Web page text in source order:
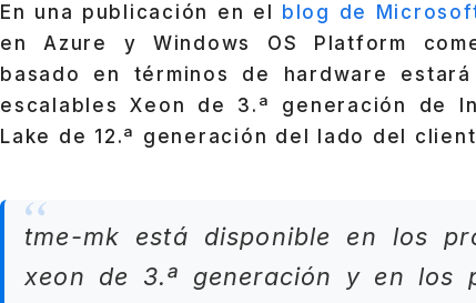
En una publicación en el blog de
en Azure y Windows OS Platform
basado en términos de hardware
escalables Xeon de 3.ª generación de
Lake de 12.ª generación del lado del
tme-mk está disponible en los
xeon de 3.ª generación y en los